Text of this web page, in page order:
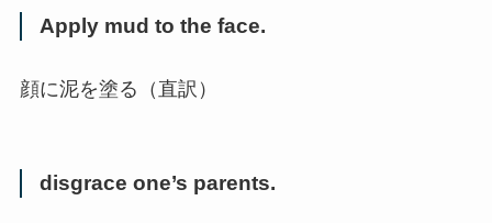
Apply mud to the face.
顔に泥を塗る（直訳）
disgrace one’s parents.